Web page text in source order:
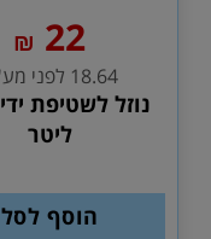
22
₪
18.64 לפני מע''מ
ליטר
הוסף לסל